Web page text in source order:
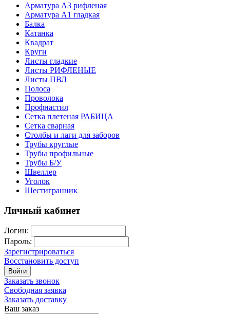
Арматура А3 рифленая
Арматура А1 гладкая
Балка
Катанка
Квадрат
Круги
Листы гладкие
Листы РИФЛЕНЫЕ
Листы ПВЛ
Полоса
Проволока
Профнастил
Сетка плетеная РАБИЦА
Сетка сварная
Столбы и лаги для заборов
Трубы круглые
Трубы профильные
Трубы Б/У
Швеллер
Уголок
Шестигранник
Личный кабинет
Логин:
Пароль:
Зарегистрироваться
Восстановить доступ
Войти
Заказать звонок
Свободная заявка
Заказать доставку
Ваш заказ